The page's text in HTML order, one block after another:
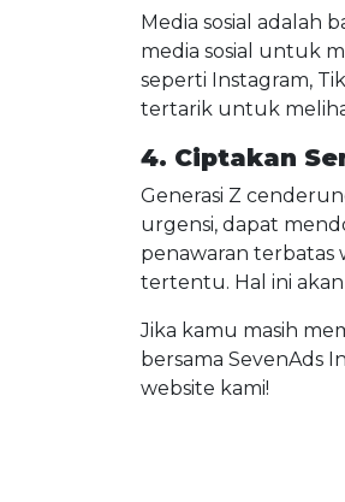
Media sosial adalah
media sosial untuk
seperti Instagram,
tertarik untuk
4. Ciptakan
Generasi Z
urgensi, dapat
penawaran
tertentu. Hal ini
Jika kamu masih
bersama SevenAds
website kami!